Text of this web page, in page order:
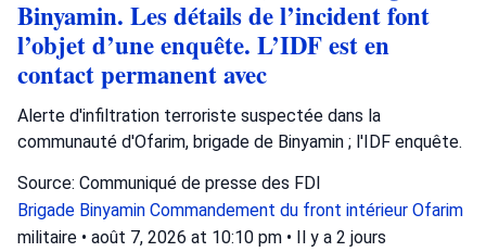
Binyamin. Les détails de l’incident font
l’objet d’une enquête. L’IDF est en
contact permanent avec
Alerte d'infiltration terroriste suspectée dans la
communauté d'Ofarim, brigade de Binyamin ; l'IDF enquête.
Source: Communiqué de presse des FDI
Brigade Binyamin Commandement du front intérieur Ofarim
militaire • août 7, 2026 at 10:10 pm • Il y a 2 jours